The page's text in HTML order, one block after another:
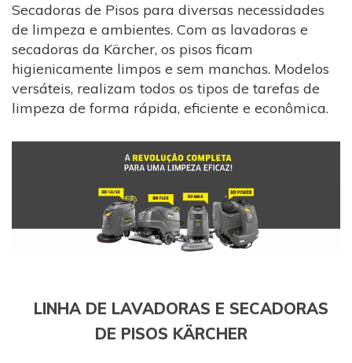
Secadoras de Pisos para diversas necessidades
de limpeza e ambientes. Com as lavadoras e
secadoras da Kärcher, os pisos ficam
higienicamente limpos e sem manchas. Modelos
versáteis, realizam todos os tipos de tarefas de
limpeza de forma rápida, eficiente e econômica.
LINHA DE LAVADORAS E SECADORAS
DE PISOS KÄRCHER